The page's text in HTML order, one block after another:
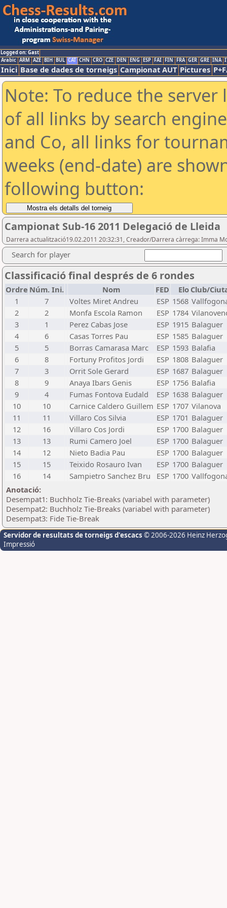
Logged on: Gast
Arabic ARM AZE BIH BUL CAT CHN CRO CZE DEN ENG ESP FAI FIN FRA GER GRE INA
Inici Base de dades de torneigs Campionat AUT Pictures
Note: To reduce the
of all links by search
and Co, all links for
weeks (end-date) are
following button:
Campionat Sub-16 2011 Delegació de Lleida
Darrera actualització19.02.2011 20:32:31, Creador/Darrera càrrega: Imma
Search for player
Classificació final després de 6 rondes
Ordre Núm. Ini. Nom FED Elo Club/
1
7 Voltes Miret Andreu ESP 1568
2
2 Monfa Escola Ramon ESP 1784
3
1 Perez Cabas Jose ESP 1915 Balaguer
4
6 Casas Torres Pau ESP 1585 Balaguer
5
5 Borras Camarasa Marc ESP 1593 Balafia
6
8 Fortuny Profitos Jordi ESP 1808 Balaguer
7
3 Orrit Sole Gerard ESP 1687 Balaguer
8
9 Anaya Ibars Genis ESP 1756 Balafia
9
4 Fumas Fontova Eudald ESP 1638 Balaguer
10
10 Carnice Caldero Guillem ESP 1707 Vilanova
11
11 Villaro Cos Silvia ESP 1701 Balaguer
12
16 Villaro Cos Jordi ESP 1700 Balaguer
13
13 Rumi Camero Joel ESP 1700 Balaguer
14
12 Nieto Badia Pau ESP 1700 Balaguer
15
15 Teixido Rosauro Ivan ESP 1700 Balaguer
16
14 Sampietro Sanchez Bru ESP 1700
Anotació:
Desempat1: Buchholz Tie-Breaks (variabel with parameter)
Desempat2: Buchholz Tie-Breaks (variabel with parameter)
Desempat3: Fide Tie-Break
Servidor de resultats de torneigs d'escacs © 2006-2026 Heinz
Impressió